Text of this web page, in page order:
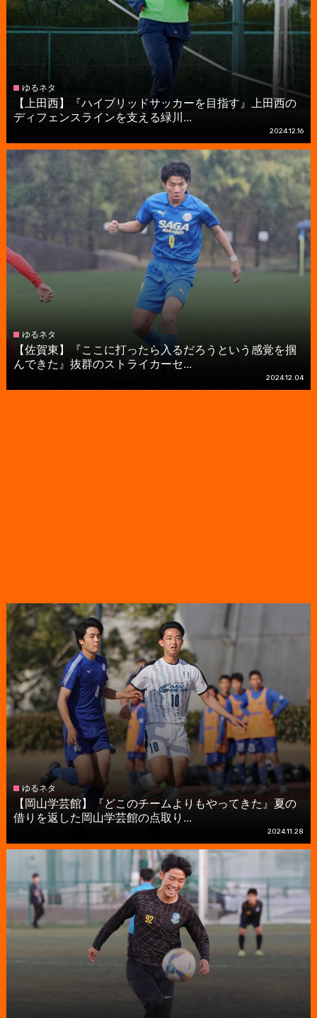
ゆるネタ
【上田西】『ハイブリッドサッカーを目指す』上田西の
ディフェンスラインを支える緑川...
2024.12.16
ゆるネタ
【佐賀東】『ここに打ったら入るだろうという感覚を掴
んできた』抜群のストライカーセ...
2024.12.04
ゆるネタ
【岡山学芸館】『どこのチームよりもやってきた』夏の
借りを返した岡山学芸館の点取り...
2024.11.28